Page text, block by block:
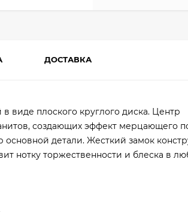
ДОСТАВКА
виде плоского круглого диска. Центр
создающих эффект мерцающего
основной детали. Жесткий замок
нотку торжественности и блеска в